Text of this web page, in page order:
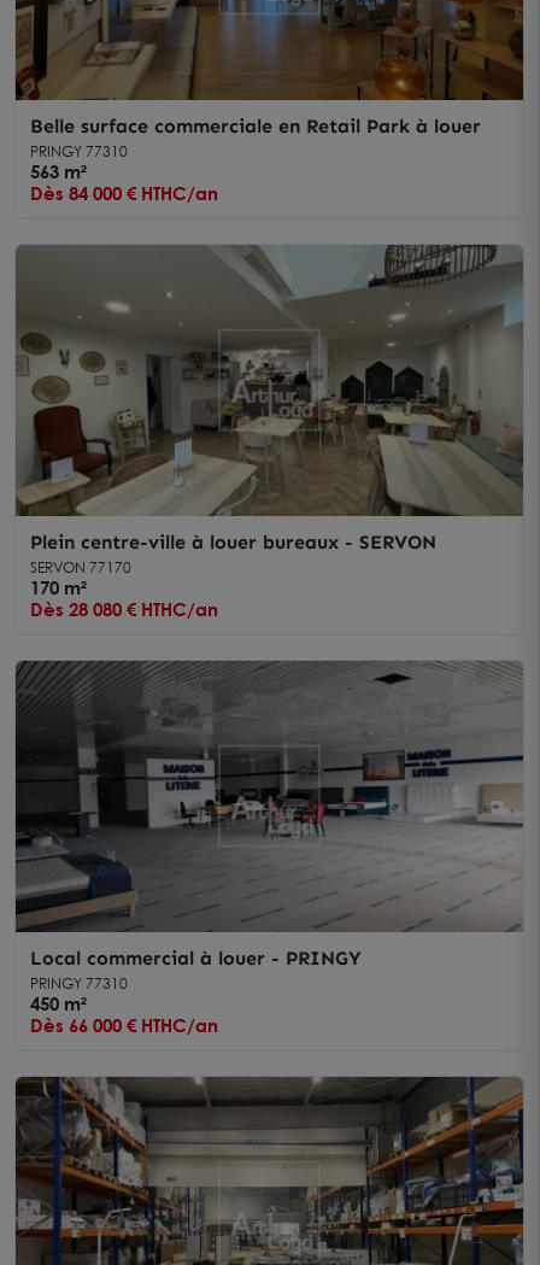
Belle surface commerciale en Retail Park à louer
PRINGY 77310
563 m²
Dès 84 000 € HTHC/an
Plein centre-ville à louer bureaux - SERVON
SERVON 77170
170 m²
Dès 28 080 € HTHC/an
Local commercial à louer - PRINGY
PRINGY 77310
450 m²
Dès 66 000 € HTHC/an